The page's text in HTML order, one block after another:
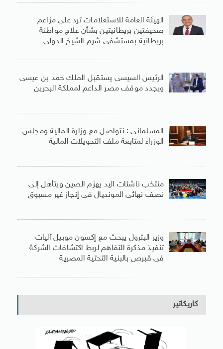
الهيئة العامة للاستعلامات ترد على مزاعم
صحيفتين بريطانيتين بشأن علاج مواطنة
بريطانية بمستشفى شرم الشيخ الدولى
الرئيس السيسى يستقبل الملك حمد بن عيسى
ويجدد موقف مصر الداعم لمملكة البحرين
المسلمانى : نتواصل مع وزارة المالية ومجلس
الوزراء لمتابعة ملف التحويلات المالية
منتخب ناشئات اليد يهزم الصين ويتأهل إلى
نصف نهائى المونديال فى إنجاز غير مسبوق
وزير البترول يبحث مع إكسون موبيل آليات
تنفيذ مذكرة التفاهم لربط اكتشافات الشركة
فى قبرص بالبنية التحتية المصرية
كاريكاتير